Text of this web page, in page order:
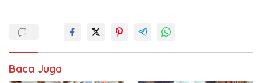
Baca Juga